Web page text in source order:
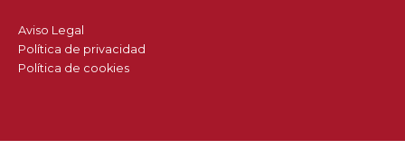
Aviso Legal
Política de privacidad
Política de cookies